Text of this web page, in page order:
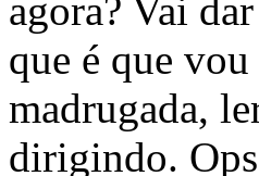
agora? Vai
que é que
madrugada,
dirigindo.